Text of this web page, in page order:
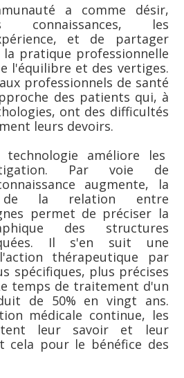
a comme désir,
connaissances, les
et de partager
pratique professionnelle
l'équilibre et des vertiges.
professionnels de santé
des patients qui, à
ont des difficultés
leurs devoirs.
améliore les
Par voie de
augmente, la
de la relation entre
permet de préciser la
des structures
Il s'en suit une
thérapeutique par
spécifiques, plus précises
temps de traitement d'un
de 50% en vingt ans.
médicale continue, les
leur savoir et leur
cela pour le bénéfice des